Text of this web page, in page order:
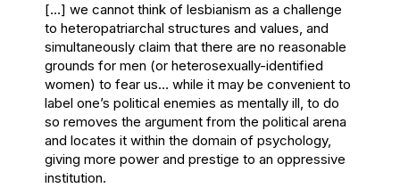
[…] we cannot think of lesbianism as a challenge
to heteropatriarchal structures and values, and
simultaneously claim that there are no reasonable
grounds for men (or heterosexually-identified
women) to fear us… while it may be convenient to
label one’s political enemies as mentally ill, to do
so removes the argument from the political arena
and locates it within the domain of psychology,
giving more power and prestige to an oppressive
institution.